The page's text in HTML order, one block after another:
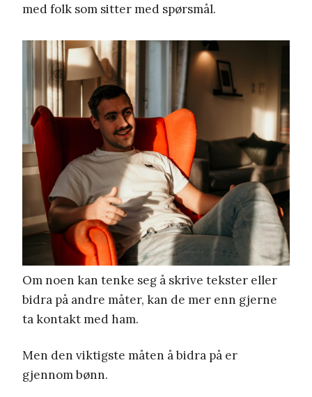
med folk som sitter med spørsmål.
Om noen kan tenke seg å skrive tekster eller
bidra på andre måter, kan de mer enn gjerne
ta kontakt med ham.
Men den viktigste måten å bidra på er
gjennom bønn.